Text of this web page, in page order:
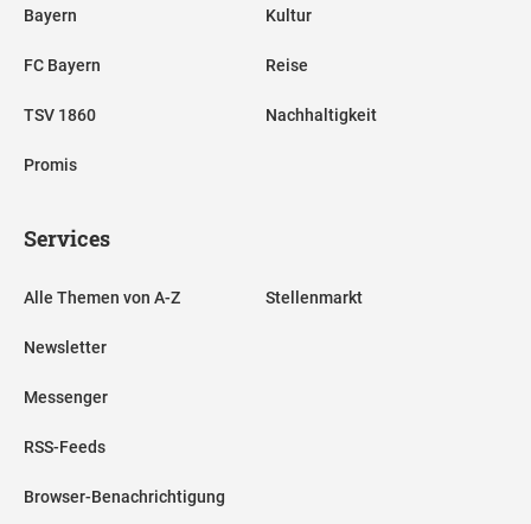
Bayern
FC Bayern
TSV 1860
Promis
Kultur
Reise
Nachhaltigkeit
Services
Alle Themen von A-Z
Newsletter
Messenger
RSS-Feeds
Browser-Benachrichtigung
Stellenmarkt